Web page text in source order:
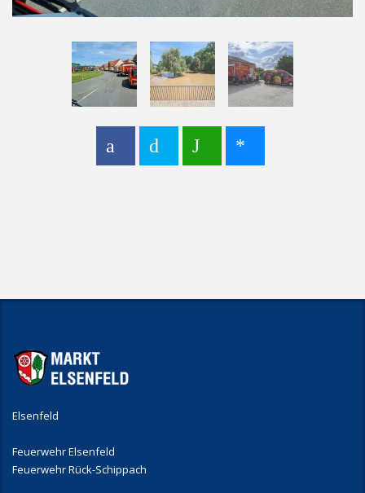
Elsenfeld
Feuerwehr Elsenfeld
Feuerwehr Rück-Schippach